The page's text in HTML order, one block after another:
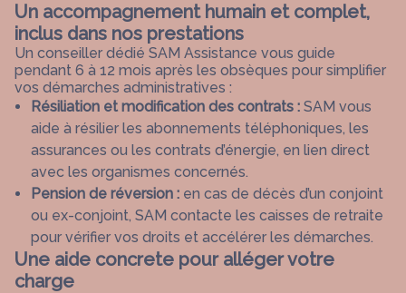
Un accompagnement humain et complet,
inclus dans nos prestations
Un conseiller dédié SAM Assistance vous guide
pendant 6 à 12 mois après les obsèques pour simplifier
vos démarches administratives :
Résiliation et modification des contrats : SAM vous
aide à résilier les abonnements téléphoniques, les
assurances ou les contrats d’énergie, en lien direct
avec les organismes concernés.
Pension de réversion : en cas de décès d’un conjoint
ou ex-conjoint, SAM contacte les caisses de retraite
pour vérifier vos droits et accélérer les démarches.
Une aide concrete pour alléger votre
charge